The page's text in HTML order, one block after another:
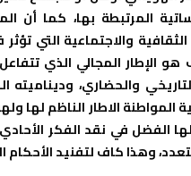
المرتبطة بها، كما
الثقافية والاجتماعية التي
هو الإطار المجالي الذي
والحضاري، وديناميته
الاطار الناظم لها
الفضل في نقد الفكر
وهذا كاف لتفنيد